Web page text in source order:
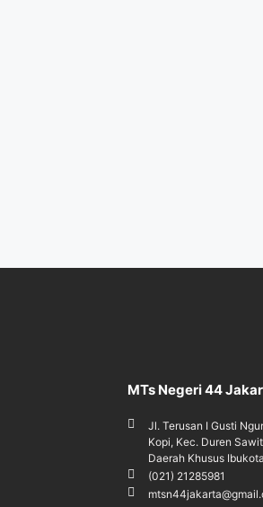
MTs Negeri 44
Jl. Terusan I Gusti
Kopi, Kec. Duren
Daerah Khusus
(021) 21285981